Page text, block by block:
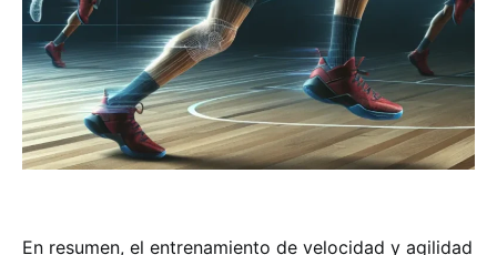
En resumen, el entrenamiento de velocidad y agilidad